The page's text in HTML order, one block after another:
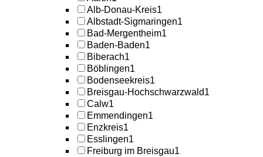
Alb-Donau-Kreis1
Albstadt-Sigmaringen1
Bad-Mergentheim1
Baden-Baden1
Biberach1
Böblingen1
Bodenseekreis1
Breisgau-Hochschwarzwald1
Calw1
Emmendingen1
Enzkreis1
Esslingen1
Freiburg im Breisgau1